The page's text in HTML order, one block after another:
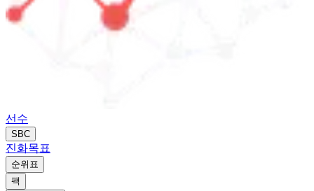
선수
SBC
진화목표
순위표
팩